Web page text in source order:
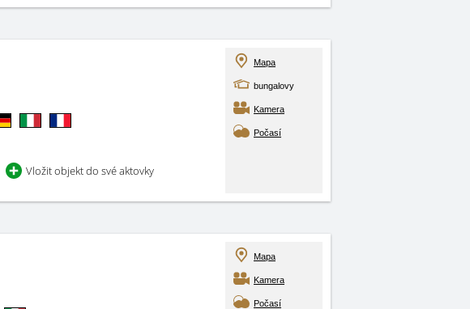
Vložit objekt do své aktovky
Mapa
bungalovy
Kamera
Počasí
Mapa
Kamera
Počasí